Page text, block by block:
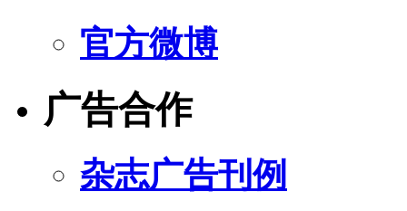
官方微博
广告合作
杂志广告刊例